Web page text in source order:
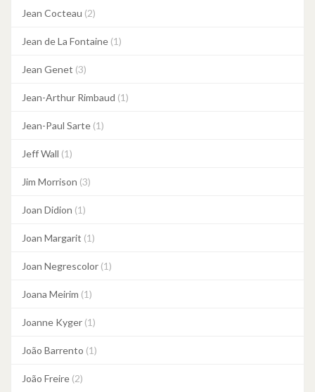
Jean Cocteau (2)
Jean de La Fontaine (1)
Jean Genet (3)
Jean-Arthur Rimbaud (1)
Jean-Paul Sarte (1)
Jeff Wall (1)
Jim Morrison (3)
Joan Didion (1)
Joan Margarit (1)
Joan Negrescolor (1)
Joana Meirim (1)
Joanne Kyger (1)
João Barrento (1)
João Freire (2)